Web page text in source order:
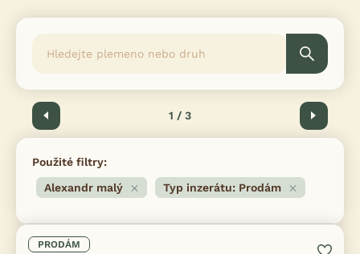
Předchozí 1 / 3 Další
Použité filtry:
Alexandr malý
Typ inzerátu: Prodám
PRODÁM